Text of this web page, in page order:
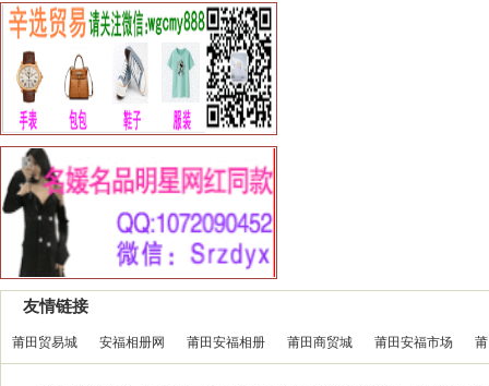
友情链接
莆田贸易城 安福相册网 莆田安福相册 莆田商贸城 莆田安福市场